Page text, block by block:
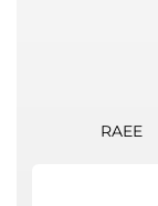
RAEE